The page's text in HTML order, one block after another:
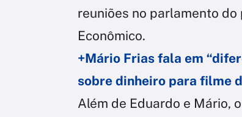
reuniões no parlamento
Econômico.
+Mário Frias fala em
sobre dinheiro para filme
Além de Eduardo e Mário,